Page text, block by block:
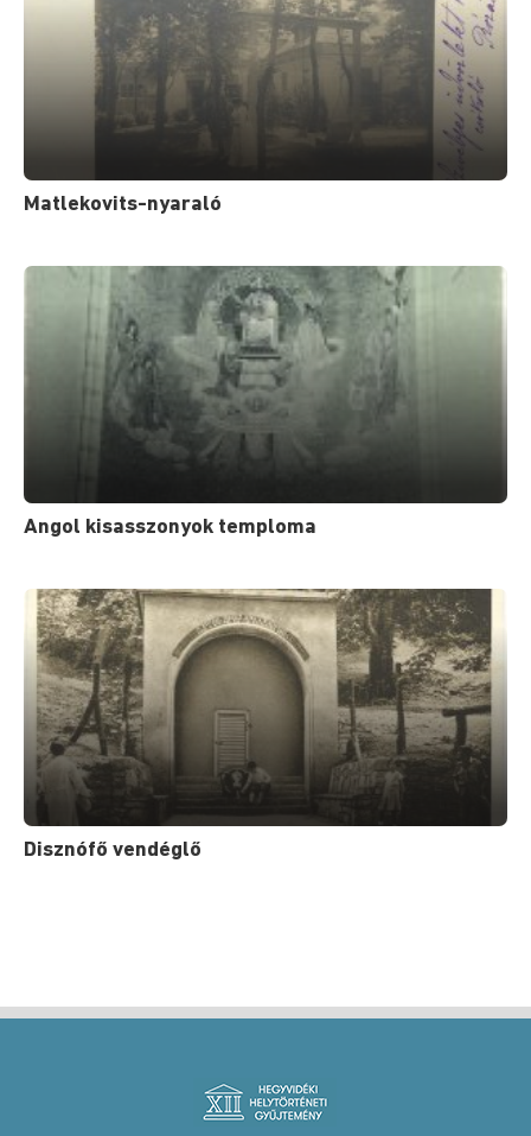
Matlekovits-nyaraló
Angol kisasszonyok temploma
Disznófő vendéglő